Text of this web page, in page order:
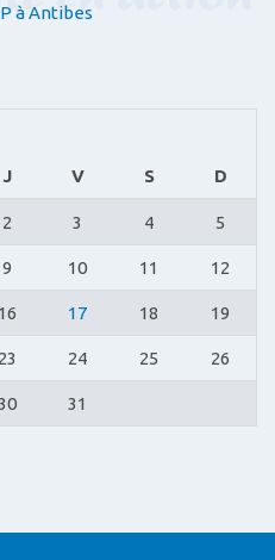
à Antibes
J V S D
2 3 4 5
9 10 11 12
16 17 18 19
23 24 25 26
31